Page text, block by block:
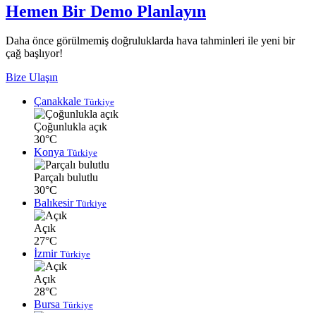
Hemen Bir Demo Planlayın
Daha önce görülmemiş doğruluklarda hava tahminleri ile yeni bir
çağ başlıyor!
Bize Ulaşın
Çanakkale Türkiye
Çoğunlukla açık
30°C
Konya Türkiye
Parçalı bulutlu
30°C
Balıkesir Türkiye
Açık
27°C
İzmir Türkiye
Açık
28°C
Bursa Türkiye